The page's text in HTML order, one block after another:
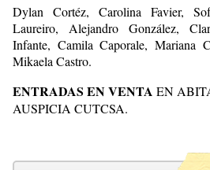
Dylan Cortéz, Carolina Favier,
Laureiro, Alejandro González,
Infante, Camila Caporale, Mariana
Mikaela Castro.
ENTRADAS EN VENTA EN
AUSPICIA CUTCSA.